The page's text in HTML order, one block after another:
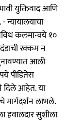
युक्तिवाद आणि
न्यायालयाचा
कलमान्वये १०
रक्कम न
आली
पीडितेस
दिले आहेत. या
मार्गदर्शन लाभले.
हवालदार सुशीला